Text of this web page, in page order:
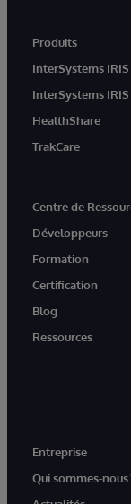
Produits
InterSystems IRIS
InterSystems
HealthShare
TrakCare
Centre de
Développeurs
Formation
Certification
Blog
Ressources
Entreprise
Qui sommes-nous